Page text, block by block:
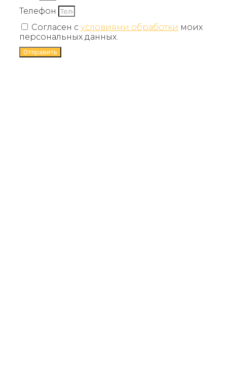
Телефон
Согласен с условиями обработки моих
персональных данных.
Отправить